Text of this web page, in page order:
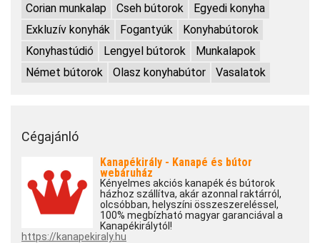
Corian munkalap Cseh bútorok
Egyedi konyha
Exkluzív konyhák
Fogantyúk
Konyhabútorok
Konyhastúdió
Lengyel bútorok
Munkalapok
Német bútorok
Olasz konyhabútor Vasalatok
Cégajánló
Kanapékirály - Kanapé és bútor
webáruház
Kényelmes akciós kanapék és bútorok
házhoz szállítva, akár azonnal raktárról,
olcsóbban, helyszíni összeszereléssel,
100% megbízható magyar garanciával a
Kanapékirálytól!
https://kanapekiraly.hu